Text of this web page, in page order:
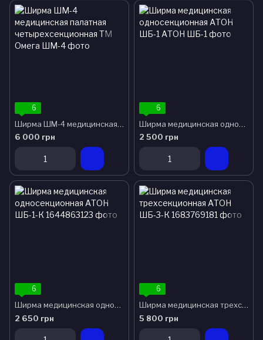
6
Ширма ШМ-4 медицинская палатная четырехсекционная ТМ Омега
6 000 грн
6
Ширма медицинская односекционная АТОН ШБ-1
2 500 грн
6
Ширма медицинская односекционная АТОН ШБ-1-К
2 650 грн
6
Ширма медицинская трехсекционная АТОН ШБ-3-К
5 800 грн